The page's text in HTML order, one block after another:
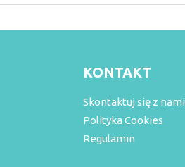
KONTAKT
Skontaktuj się z nami
Polityka Cookies
Regulamin